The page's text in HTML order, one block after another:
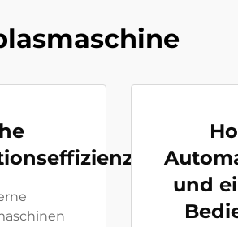
und